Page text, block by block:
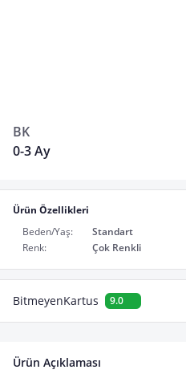
BK
0-3 Ay
Ürün Özellikleri
Beden/Yaş:
Standart
Renk:
Çok Renkli
BitmeyenKartus 9.0
Ürün Açıklaması